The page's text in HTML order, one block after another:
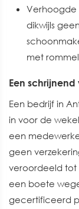
Verhoogde
dikwijls
met
Een
Een bedrijf in
in voor de
een
geen
veroordeeld tot
een boete
gecertificeerd